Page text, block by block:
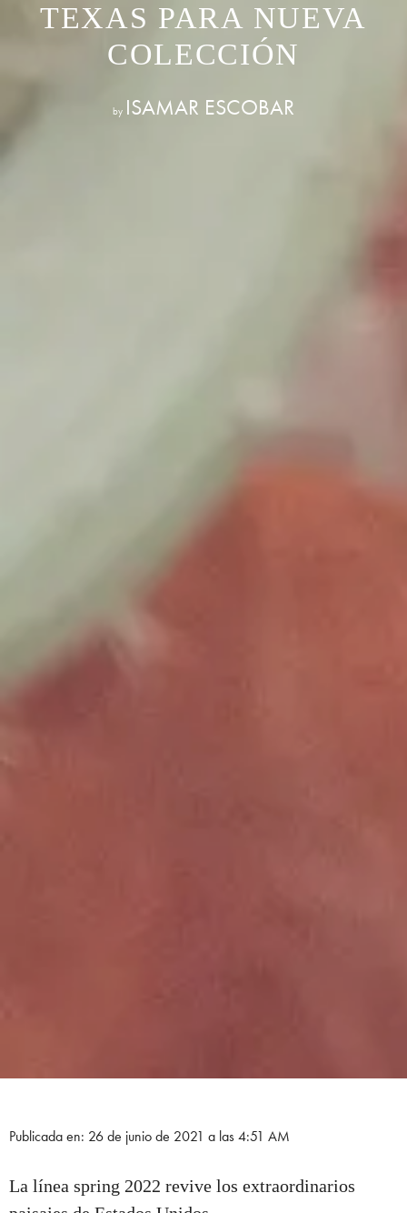
TEXAS PARA NUEVA
COLECCIÓN
by ISAMAR ESCOBAR
Publicada en: 26 de junio de 2021 a las 4:51 AM
La línea spring 2022 revive los extraordinarios